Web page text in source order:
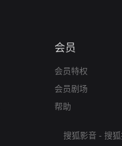
会员
会员特权
会员剧场
帮助
搜狐影音 - 搜